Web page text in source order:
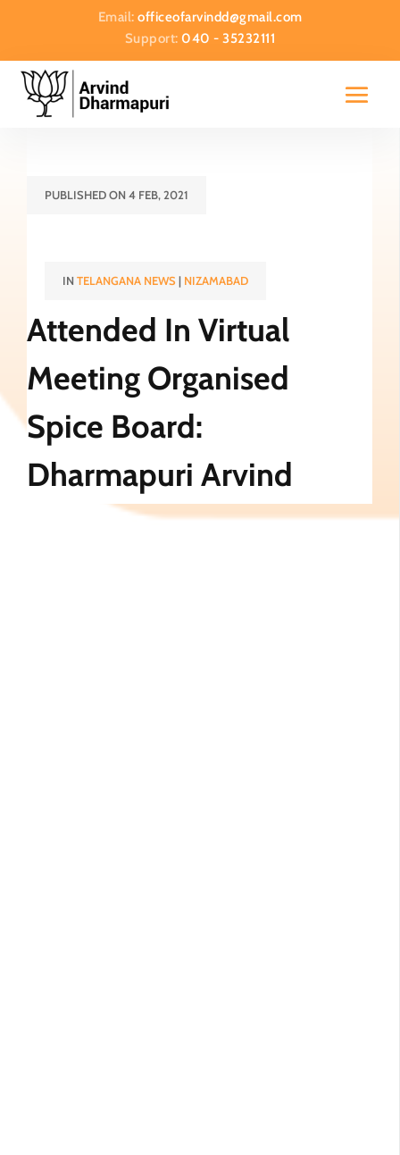
Email: officeofarvindd@gmail.com
Support:040 - 35232111
PUBLISHED ON 4 FEB, 2021
IN TELANGANA NEWS| NIZAMABAD
Attended In Virtual
Meeting Organised
Spice Board:
Dharmapuri Arvind